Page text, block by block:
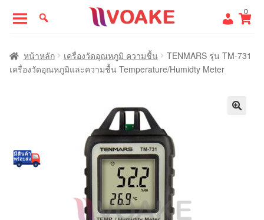
to
navigation
to
content
0
หน้าแรก
หน้าหลัก เครื่องวัดอุณหภูมิ ความชื้น
TENMARS รุ่น TM-731
เครื่องวัดอุณหภูมิและความชื้น Temperature/Humidty Meter